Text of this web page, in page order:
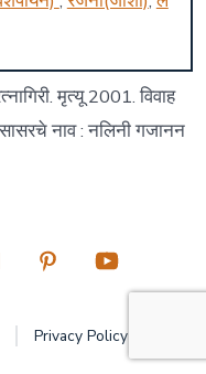
मृत्यू 2001. विवाह
नाव : नलिनी गजानन
Open
in
Open
in
Privacy Policy